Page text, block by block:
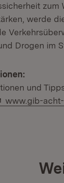
werde
Drogen im
und
Extern:
www.gib-